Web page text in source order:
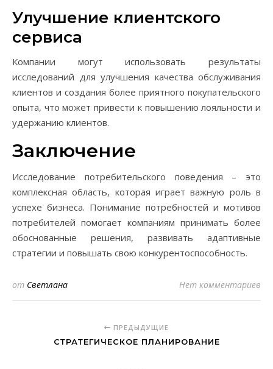
Улучшение клиентского
сервиса
Компании могут использовать результаты
исследований для улучшения качества обслуживания
клиентов и создания более приятного покупательского
опыта, что может привести к повышению лояльности и
удержанию клиентов.
Заключение
Исследование потребительского поведения – это
комплексная область, которая играет важную роль в
успехе бизнеса. Понимание потребностей и мотивов
потребителей помогает компаниям принимать более
обоснованные решения, развивать адаптивные
стратегии и повышать свою конкурентоспособность.
от Светлана Нет комментариев
ПРЕДЫДУЩИЕ
СТРАТЕГИЧЕСКОЕ ПЛАНИРОВАНИЕ